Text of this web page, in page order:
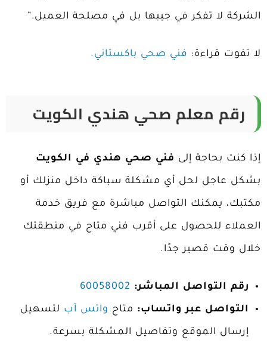
الشركة لا تفكر في جيبها بل في مصلحة العميل.”
لا تفوت قراءة: فني صحي باكستاني.
رقم معلم صحي هندي الكويت
إذا كنت بحاجة إلى فني صحي هندي في الكويت
بشكل عاجل لحل أي مشكلة سباكة داخل منزلك أو
مكتبك، يمكنك التواصل مباشرة مع فريق خدمة
العملاء للحصول على أقرب فني متاح في منطقتك
خلال وقت قصير جدًا.
رقم التواصل المباشر: 60058002
التواصل عبر واتساب: متاح واتس آب لتسهيل
إرسال الموقع وتفاصيل المشكلة بسرعة.